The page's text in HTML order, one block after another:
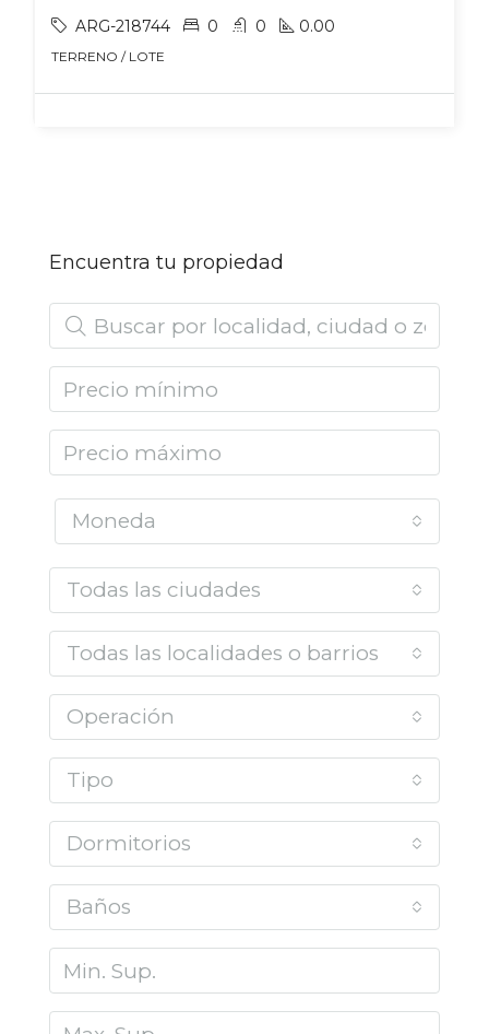
ARG-218744 0 0 0.00
TERRENO / LOTE
Encuentra tu propiedad
Moneda
Todas las ciudades
Todas las localidades o barrios
Operación
Tipo
Dormitorios
Baños